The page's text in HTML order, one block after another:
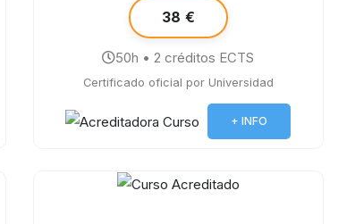
38 €
50h • 2 créditos ECTS
Certificado oficial por Universidad
+ INFO